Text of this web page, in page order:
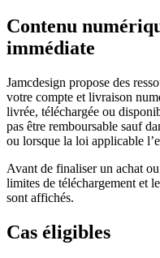
Contenu
immédiate
Jamcdesign propose des
votre compte et livraison
livrée, téléchargée ou
pas être remboursable sauf
ou lorsque la loi applicable
Avant de finaliser un achat
limites de téléchargement et
sont affichés.
Cas éligibles